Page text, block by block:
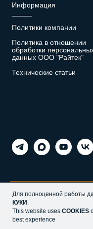
Для полноценной работы
КУКИ .
This website uses COOKIES
best experience
Информация
Политики компании
Политика в отношении
обработки
данных ООО "Райтек"
Технические статьи
2024 Все права